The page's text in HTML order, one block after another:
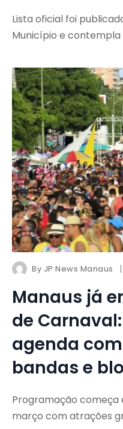
Lista oficial foi
Município e
By JP News Manaus
Manaus já
de
agenda
bandas e
Programação começa
março com atrações